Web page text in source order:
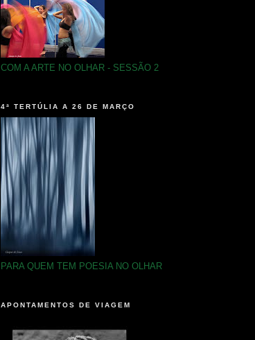
COM A ARTE NO OLHAR - SESSÃO 2
4ª TERTÚLIA A 26 DE MARÇO
PARA QUEM TEM POESIA NO OLHAR
APONTAMENTOS DE VIAGEM